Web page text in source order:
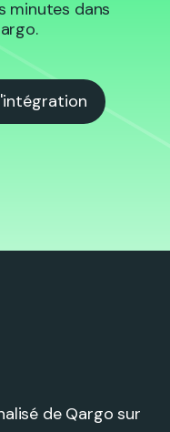
minutes dans
de Qargo sur